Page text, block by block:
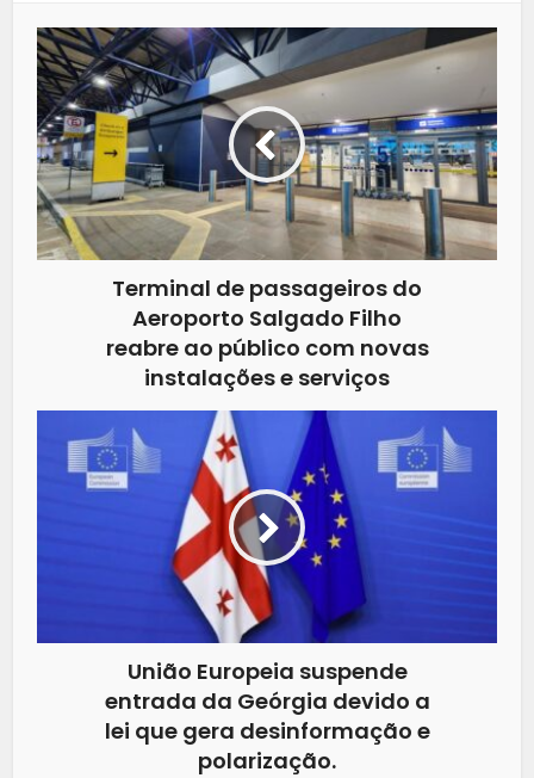
Terminal de passageiros do
Aeroporto Salgado Filho
reabre ao público com novas
instalações e serviços
União Europeia suspende
entrada da Geórgia devido a
lei que gera desinformação e
polarização.